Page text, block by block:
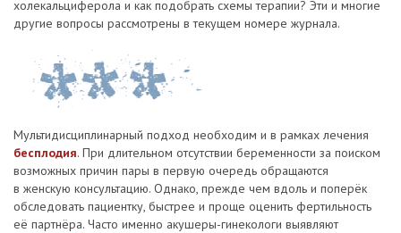
холекальциферола и как подобрать схемы терапии? Эти и многие
другие вопросы рассмотрены в текущем номере журнала.
Мультидисциплинарный подход необходим и в рамках лечения
бесплодия. При длительном отсутствии беременности за поиском
возможных причин пары в первую очередь обращаются
в женскую консультацию. Однако, прежде чем вдоль и поперёк
обследовать пациентку, быстрее и проще оценить фертильность
её партнёра. Часто именно акушеры-гинекологи выявляют